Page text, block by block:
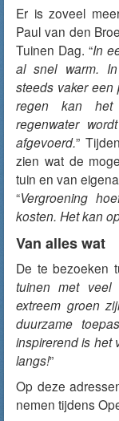
Er is zoveel
Paul van den
Tuinen Dag. “In
al snel warm.
steeds vaker een
regen kan het
regenwater
afgevoerd.”
zien wat de
tuin en van
“Vergroening
kosten. Het kan
Van alles wat
De te bezoeken
tuinen met veel
extreem groen
duurzame
inspirerend is het
langs!”
Op deze
nemen tijdens